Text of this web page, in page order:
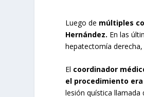
Luego de múltiples
Hernández. En las
hepatectomía
El coordinador
el procedimiento
lesión quística